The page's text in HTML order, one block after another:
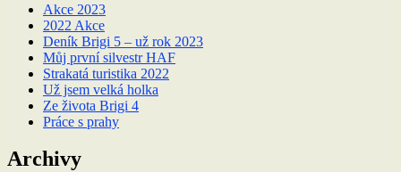
Akce 2023
2022 Akce
Deník Brigi 5 – už rok 2023
Můj první silvestr HAF
Strakatá turistika 2022
Už jsem velká holka
Ze života Brigi 4
Práce s prahy
Archivy